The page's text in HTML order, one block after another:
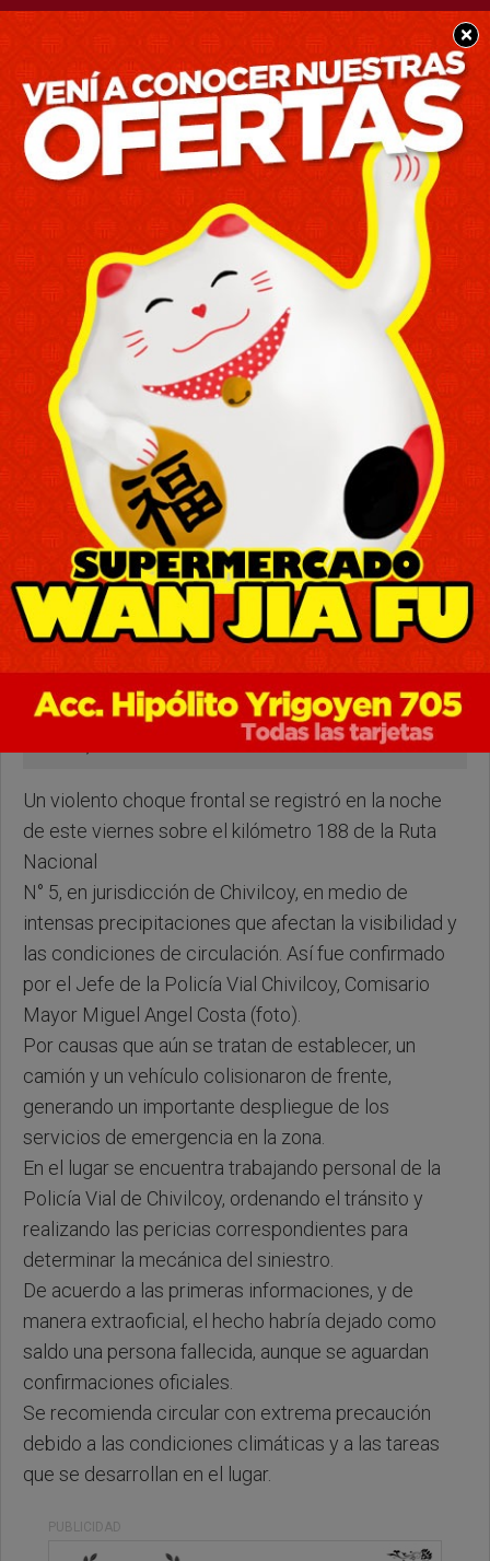
×
POLICIALES
Terrible accidente deja
otra víctima fatal en la
Ruta de la muerte
Viernes, 03 de Abril de 2026 . 22:19 Hs.
Un violento choque frontal se registró en la noche
de este viernes sobre el kilómetro 188 de la Ruta
Nacional
N° 5, en jurisdicción de Chivilcoy, en medio de
intensas precipitaciones que afectan la visibilidad y
las condiciones de circulación. Así fue confirmado
por el Jefe de la Policía Vial Chivilcoy, Comisario
Mayor Miguel Angel Costa (foto).
Por causas que aún se tratan de establecer, un
camión y un vehículo colisionaron de frente,
generando un importante despliegue de los
servicios de emergencia en la zona.
En el lugar se encuentra trabajando personal de la
Policía Vial de Chivilcoy, ordenando el tránsito y
realizando las pericias correspondientes para
determinar la mecánica del siniestro.
De acuerdo a las primeras informaciones, y de
manera extraoficial, el hecho habría dejado como
saldo una persona fallecida, aunque se aguardan
confirmaciones oficiales.
Se recomienda circular con extrema precaución
debido a las condiciones climáticas y a las tareas
que se desarrollan en el lugar.
PUBLICIDAD